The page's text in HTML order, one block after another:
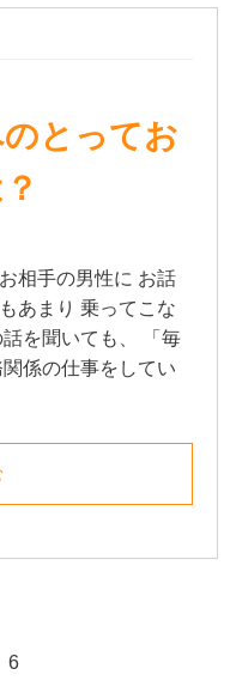
とってお
相手の男性に お話
あまり 乗ってこな
を聞いても、 「毎
係の仕事をしてい
6